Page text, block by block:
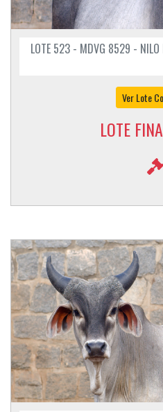
LOTE 523 - MDVG 8529 - NILO
Ver Lote
LOTE